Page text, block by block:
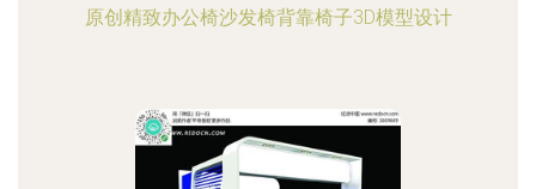
原创精致办公椅沙发椅背靠椅子3D模型设计